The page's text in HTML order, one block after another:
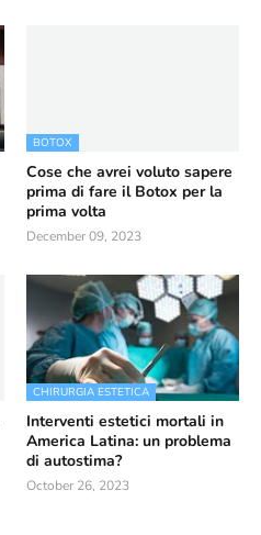
BOTOX
Cose che avrei voluto sapere
prima di fare il Botox per la
prima volta
December 09, 2023
CHIRURGIA ESTETICA
Interventi estetici mortali in
America Latina: un problema
di autostima?
October 26, 2023